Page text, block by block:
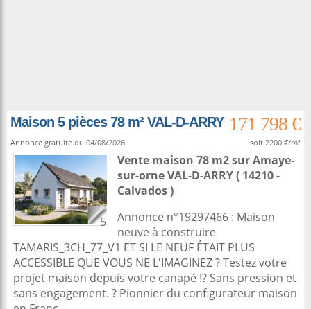
Maison 5 pièces 78 m² VAL-D-ARRY 171 798 €
Annonce gratuite du 04/08/2026. soit 2200 €/m²
5
Vente maison 78 m2surAmaye-
sur-orneVAL-D-ARRY ( 14210 -
Calvados )
Annonce n°19297466 : Maison
neuve à construire
TAMARIS_3CH_77_V1 ET SI LE NEUF ÉTAIT PLUS
ACCESSIBLE QUE VOUS NE L'IMAGINEZ ? Testez votre
projet maison depuis votre canapé !? Sans pression et
sans engagement. ? Pionnier du configurateur maison